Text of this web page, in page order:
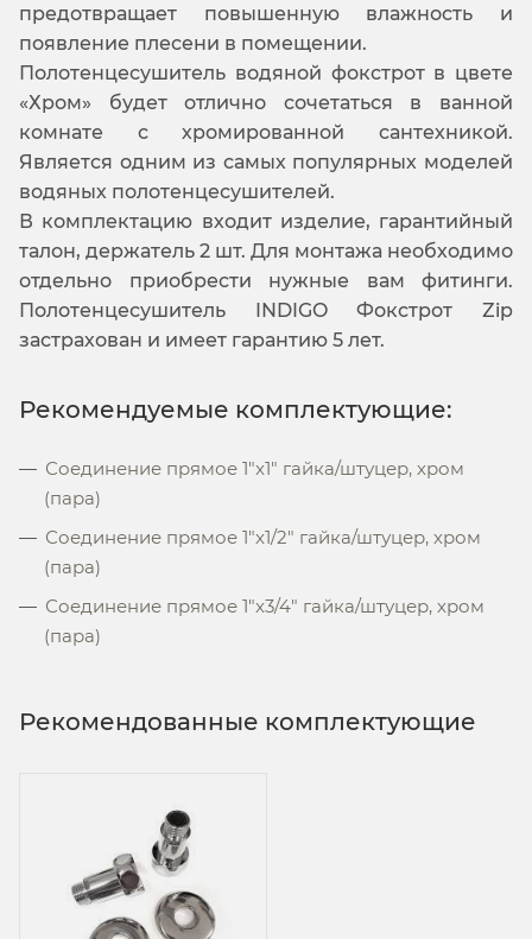
предотвращает повышенную влажность и
появление плесени в помещении.
Полотенцесушитель водяной фокстрот в цвете
«Хром» будет отлично сочетаться в ванной
комнате с хромированной сантехникой.
Является одним из самых популярных моделей
водяных полотенцесушителей.
В комплектацию входит изделие, гарантийный
талон, держатель 2 шт. Для монтажа необходимо
отдельно приобрести нужные вам фитинги.
Полотенцесушитель INDIGO Фокстрот Zip
застрахован и имеет гарантию 5 лет.
Рекомендуемые комплектующие:
Соединение прямое 1"x1" гайка/штуцер, хром
(пара)
Соединение прямое 1"x1/2" гайка/штуцер, хром
(пара)
Соединение прямое 1"x3/4" гайка/штуцер, хром
(пара)
Рекомендованные комплектующие